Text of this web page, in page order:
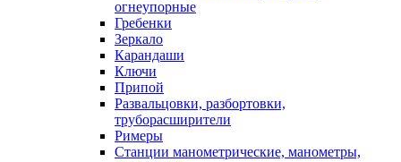
огнеупорные
Гребенки
Зеркало
Карандаши
Ключи
Припой
Развальцовки, разбортовки,
труборасширители
Римеры
Станции манометрические, манометры,